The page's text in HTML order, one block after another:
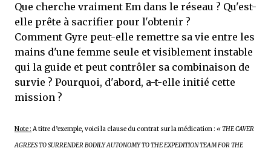
Que cherche vraiment Em dans le réseau ? Qu'est-
elle prête à sacrifier pour l'obtenir ?
Comment Gyre peut-elle remettre sa vie entre les
mains d'une femme seule et visiblement instable
qui la guide et peut contrôler sa combinaison de
survie ? Pourquoi, d'abord, a-t-elle initié cette
mission ?
Note : A titre d’exemple, voici la clause du contrat sur la médication : « THE CAVER
AGREES TO SURRENDER BODILY AUTONOMY TO THE EXPEDITION TEAM FOR THE